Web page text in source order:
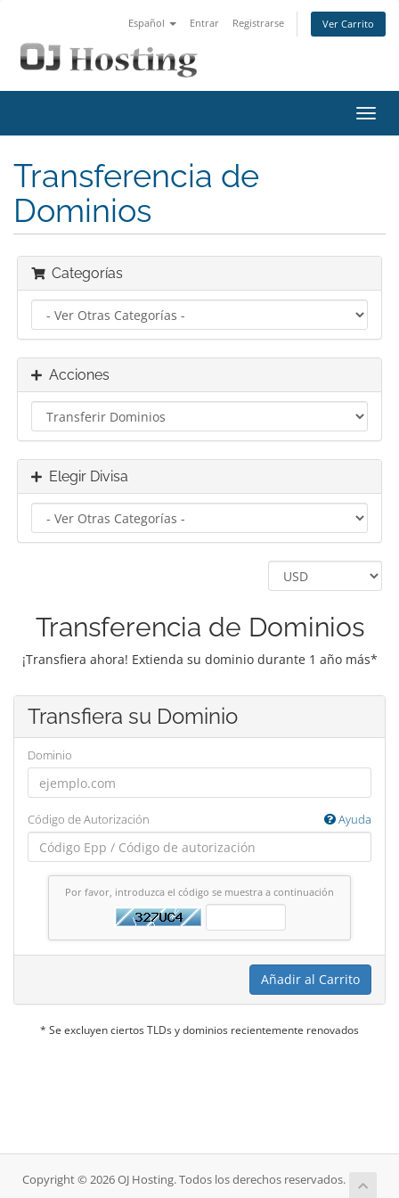
Español Entrar Registrarse Ver Carrito
Transferencia de
Dominios
Categorías
Acciones
Elegir Divisa
Transferencia de Dominios
¡Transfiera ahora! Extienda su dominio durante 1 año más*
Transfiera su Dominio
Dominio
Código de Autorización Ayuda
Por favor, introduzca el código se muestra a continuación
Añadir al Carrito
* Se excluyen ciertos TLDs y dominios recientemente renovados
Copyright © 2026 OJ Hosting. Todos los derechos reservados.